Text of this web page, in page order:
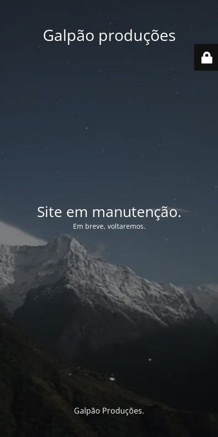
Galpão produções
Site em manutenção.
Em breve, voltaremos.
Galpão Produções.